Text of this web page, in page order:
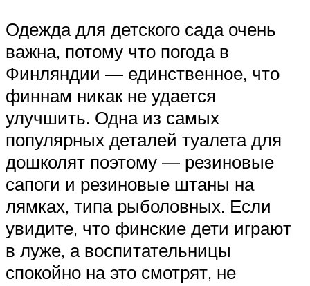
Одежда для детского сада очень
важна, потому что погода в
Финляндии — единственное, что
финнам никак не удается
улучшить. Одна из самых
популярных деталей туалета для
дошколят поэтому — резиновые
сапоги и резиновые штаны на
лямках, типа рыболовных. Если
увидите, что финские дети играют
в луже, а воспитательницы
спокойно на это смотрят, не